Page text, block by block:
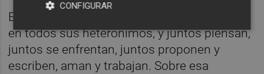
En el film, desdobla al personaje de Pessoa
en todos sus heterónimos, y juntos piensan,
juntos se enfrentan, juntos proponen y
escriben, aman y trabajan. Sobre esa
CONFIGURAR